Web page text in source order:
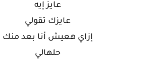
عايز إيه
عايزك تقولي
إزاي هعيش أنا بعد منك
حلهالي